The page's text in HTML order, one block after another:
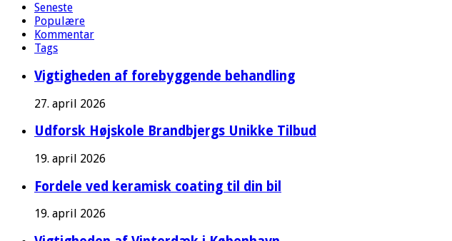
Seneste
Populære
Kommentar
Tags
Vigtigheden af forebyggende behandling
27. april 2026
Udforsk Højskole Brandbjergs Unikke Tilbud
19. april 2026
Fordele ved keramisk coating til din bil
19. april 2026